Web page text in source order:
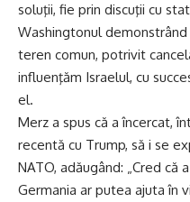
soluţii, fie prin discuţii cu
Washingtonul
teren comun, potrivit
influenţăm Israelul, cu
el.
Merz a spus că a încercat,
recentă cu Trump, să i se
NATO, adăugând: „Cred că
Germania ar putea ajuta în